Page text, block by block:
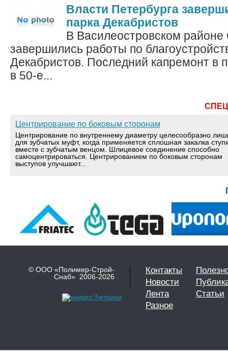
Власти Петербурга
парка Декабристов
В Василеостровском районе
завершились работы по
Декабристов. Последний капремонт в
в 50-е...
Центрирование по боковым сторонам
Центрирование по внутреннему диаметру целесообразно
для зубчатых муфт, когда применяется сплошная закалка
вместе с зубчатым венцом. Шлицевое соединение способно
самоцентрироваться. Центрированием по боковым сторонам
выступов улучшают...
© ООО «Полимер-Строй-
Снаб» 2006-2026
Контакты
Новости
Лента
Статьи
Разное